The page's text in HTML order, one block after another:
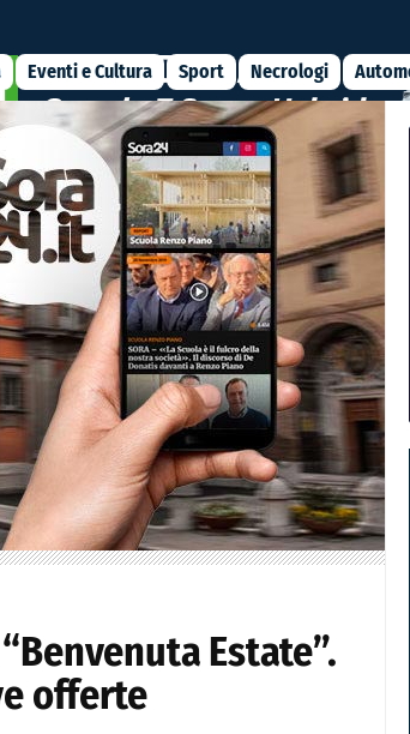
Eventi e Cultura Sport Necrologi
Estate”.
offerte